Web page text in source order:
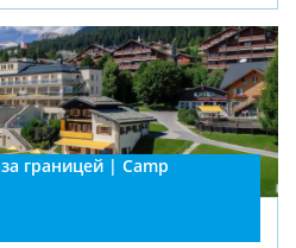
границей | Camp